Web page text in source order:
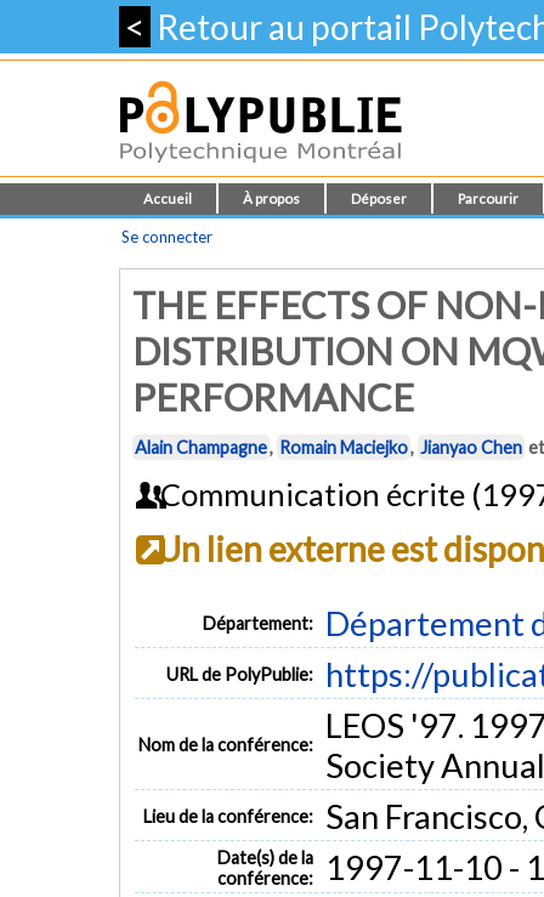
< Retour au portail
Accueil À propos Déposer Parcourir
Se connecter
THE EFFECTS OF
DISTRIBUTION ON
PERFORMANCE
Alain Champagne, Romain Maciejko, Jianyao Chen
Communication écrite
Un lien externe est
Département: Département
URL de PolyPublie: https://
Nom de la conférence:
LEOS '97.
Society
Lieu de la conférence: San Francisco,
Date(s) de la
conférence:
1997-11-10 -